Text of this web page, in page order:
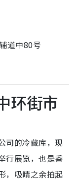
道中80号
环街市
司的冷藏库，现
行展览，也是香
，吸睛之余拍起